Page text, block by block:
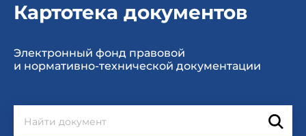
Картотека документов
Электронный фонд правовой
и нормативно-технической документации